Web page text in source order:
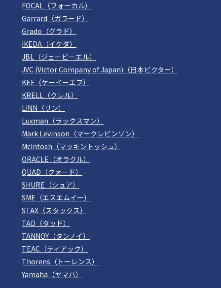
FOCAL（フォーカル）
Garrard（ガラード）
Grado（グラド）
IKEDA（イケダ）
JBL（ジェービーエル）
JVC (Victor Company of Japan)（日本ビクター）
KEF（ケーイーエフ）
KRELL（クレル）
LINN（リン）
Luxman（ラックスマン）
Mark Levinson（マークレビンソン）
McIntosh（マッキントッシュ）
ORACLE（オラクル）
QUAD（クォード）
SHURE（シュア）
SME（エスエムイー）
STAX（スタックス）
TAD（タッド）
TANNOY（タンノイ）
TEAC（ティアック）
Thorens（トーレンス）
Yamaha（ヤマハ）